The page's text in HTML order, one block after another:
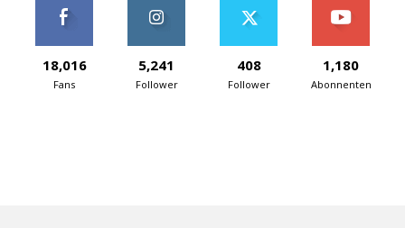
18,016
Fans
5,241
Follower
408
Follower
1,180
Abonnenten